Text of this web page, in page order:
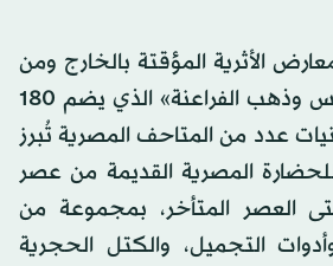
الأثرية المؤقتة بالخارج ومن
بينها معرض «رمسيس وذهب الفراعنة» الذي يضم 180
عدد من المتاحف المصرية تُبرز
المصرية القديمة من عصر
العصر المتأخر، بمجموعة من
التجميل، والكتل الحجرية